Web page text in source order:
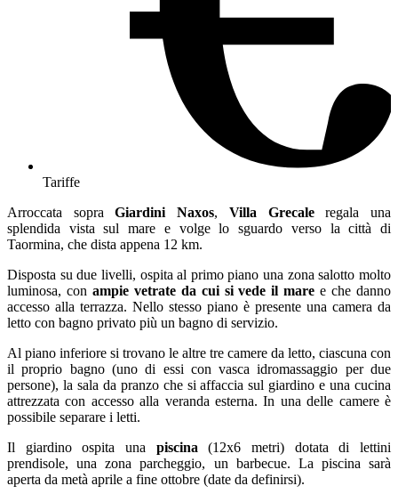
Tariffe
Arroccata sopraGiardini Naxos, Villa Grecaleregala una
splendida vista sul mare e volge lo sguardo verso la città di
Taormina, che dista appena 12 km.
Disposta su due livelli, ospita al primo piano una zona salotto molto
luminosa, con ampie vetrate da cui si vede il mare e che danno
accesso alla terrazza. Nello stesso piano è presente una camera da
letto con bagno privato più un bagno di servizio.
Al piano inferiore si trovano le altre tre camere da letto, ciascuna con
il proprio bagno (uno di essi con vasca idromassaggio per due
persone), la sala da pranzo che si affaccia sul giardino e una cucina
attrezzata con accesso alla veranda esterna. In una delle camere è
possibile separare i letti.
Il giardino ospita una piscina (12x6 metri) dotata di lettini
prendisole, una zona parcheggio, un barbecue. La piscina sarà
aperta da metà aprile a fine ottobre (date da definirsi).